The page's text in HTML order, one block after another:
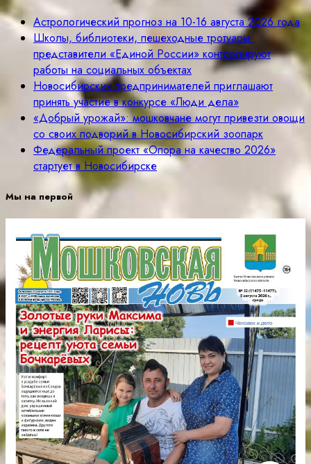
Астрологический прогноз на 10-16 августа 2026 года
Школы, библиотеки, пешеходные тротуары:
представители «Единой России» контролируют
работы на социальных объектах
Новосибирских предпринимателей приглашают
принять участие в конкурсе «Люди дела»
«Добрый урожай»: мошковчане могут привезти овощи
со своих подворий в Новосибирский зоопарк
Федеральный проект «Опора на качество 2026»
стартует в Новосибирске
Мы на первой